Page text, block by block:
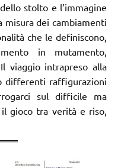
stolto e l’immagine
misura dei cambiamenti
che le definiscono,
in mutamento,
viaggio intrapreso alla
differenti raffigurazioni
sul difficile ma
gioco tra verità e riso,